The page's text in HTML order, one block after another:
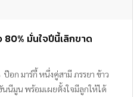
มั่นใจปีนี้เลิกขาด
อก มาร์กี้ หนึ่งคู่สามี ภรรยา ข้าว
นีมูน พร้อมเผยตั้งใจมีลูกให้ได้